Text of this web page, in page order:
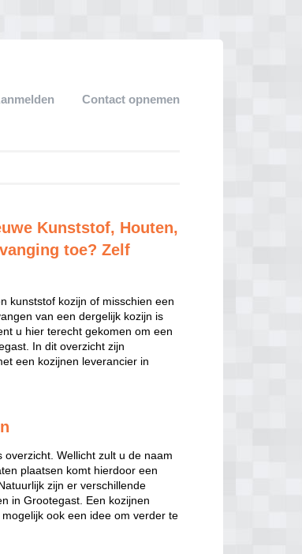
Contact opnemen
Kunststof, Houten,
toe? Zelf
kunststof kozijn of misschien een
van een dergelijk kozijn is
u hier terecht gekomen om een
In dit overzicht zijn
een kozijnen leverancier in
Wellicht zult u de naam
plaatsen komt hierdoor een
zijn er verschillende
in Grootegast. Een kozijnen
ook een idee om verder te